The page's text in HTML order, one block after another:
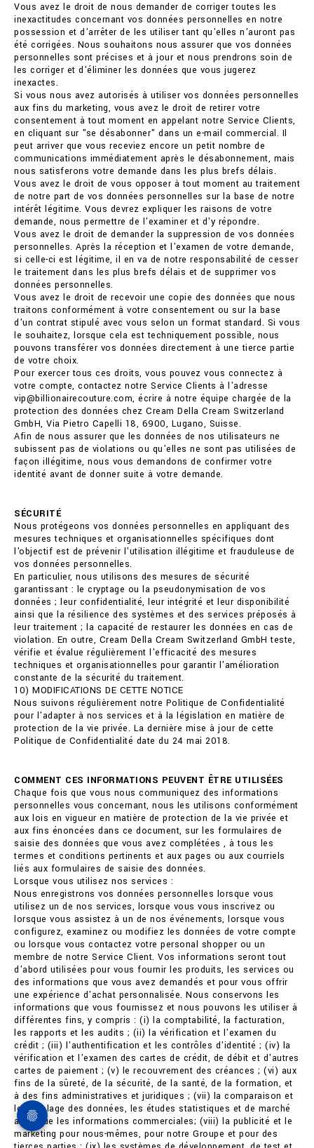
Vous avez le droit de nous demander de corriger toutes les
inexactitudes concernant vos données personnelles en notre
possession et d'arrêter de les utiliser tant qu'elles n'auront pas
été corrigées. Nous souhaitons nous assurer que vos données
personnelles sont précises et à jour et nous prendrons soin de
les corriger et d'éliminer les données que vous jugerez
inexactes.
Si vous nous avez autorisés à utiliser vos données personnelles
aux fins du marketing, vous avez le droit de retirer votre
consentement à tout moment en appelant notre Service Clients,
en cliquant sur "se désabonner" dans un e-mail commercial. Il
peut arriver que vous receviez encore un petit nombre de
communications immédiatement après le désabonnement, mais
nous satisferons votre demande dans les plus brefs délais.
Vous avez le droit de vous opposer à tout moment au traitement
de notre part de vos données personnelles sur la base de notre
intérêt légitime. Vous devrez expliquer les raisons de votre
demande, nous permettre de l'examiner et d'y répondre.
Vous avez le droit de demander la suppression de vos données
personnelles. Après la réception et l'examen de votre demande,
si celle-ci est légitime, il en va de notre responsabilité de cesser
le traitement dans les plus brefs délais et de supprimer vos
données personnelles.
Vous avez le droit de recevoir une copie des données que nous
traitons conformément à votre consentement ou sur la base
d'un contrat stipulé avec vous selon un format standard. Si vous
le souhaitez, lorsque cela est techniquement possible, nous
pouvons transférer vos données directement à une tierce partie
de votre choix.
Pour exercer tous ces droits, vous pouvez vous connectez à
votre compte, contactez notre Service Clients à l'adresse
vip@billionairecouture.com, écrire à notre équipe chargée de la
protection des données chez Cream Della Cream Switzerland
GmbH, Via Pietro Capelli 18, 6900, Lugano, Suisse.
Afin de nous assurer que les données de nos utilisateurs ne
subissent pas de violations ou qu'elles ne sont pas utilisées de
façon illégitime, nous vous demandons de confirmer votre
identité avant de donner suite à votre demande.
SÉCURITÉ
Nous protégeons vos données personnelles en appliquant des
mesures techniques et organisationnelles spécifiques dont
l'objectif est de prévenir l'utilisation illégitime et frauduleuse de
vos données personnelles.
En particulier, nous utilisons des mesures de sécurité
garantissant : le cryptage ou la pseudonymisation de vos
données ; leur confidentialité, leur intégrité et leur disponibilité
ainsi que la résilience des systèmes et des services préposés à
leur traitement ; la capacité de restaurer les données en cas de
violation. En outre, Cream Della Cream Switzerland GmbH teste,
vérifie et évalue régulièrement l'efficacité des mesures
techniques et organisationnelles pour garantir l'amélioration
constante de la sécurité du traitement.
10) MODIFICATIONS DE CETTE NOTICE
Nous suivons régulièrement notre Politique de Confidentialité
pour l'adapter à nos services et à la législation en matière de
protection de la vie privée. La dernière mise à jour de cette
Politique de Confidentialité date du 24 mai 2018.
COMMENT CES INFORMATIONS PEUVENT ÊTRE UTILISÉES
Chaque fois que vous nous communiquez des informations
personnelles vous concernant, nous les utilisons conformément
aux lois en vigueur en matière de protection de la vie privée et
aux fins énoncées dans ce document, sur les formulaires de
saisie des données que vous avez complétées , à tous les
termes et conditions pertinents et aux pages ou aux courriels
liés aux formulaires de saisie des données.
Lorsque vous utilisez nos services :
Nous enregistrons vos données personnelles lorsque vous
utilisez un de nos services, lorsque vous vous inscrivez ou
lorsque vous assistez à un de nos événements, lorsque vous
configurez, examinez ou modifiez les données de votre compte
ou lorsque vous contactez votre personal shopper ou un
membre de notre Service Client. Vos informations seront tout
d'abord utilisées pour vous fournir les produits, les services ou
des informations que vous avez demandés et pour vous offrir
une expérience d'achat personnalisée. Nous conservons les
informations que vous fournissez et nous pouvons les utiliser à
différentes fins, y compris : (i) la comptabilité, la facturation,
les rapports et les audits ; (ii) la vérification et l'examen du
crédit ; (iii) l'authentification et les contrôles d'identité ; (iv) la
vérification et l'examen des cartes de crédit, de débit et d'autres
cartes de paiement ; (v) le recouvrement des créances ; (vi) aux
fins de la sûreté, de la sécurité, de la santé, de la formation, et
à des fins administratives et juridiques ; (vii) la comparaison et
le couplage des données, les études statistiques et de marché
ainsi que les informations commerciales; (viii) la publicité et le
marketing pour nous-mêmes, pour notre Groupe et pour des